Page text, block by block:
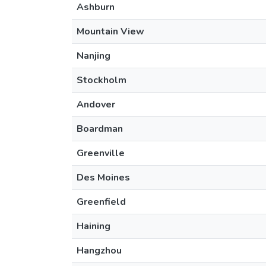
Ashburn
Mountain View
Nanjing
Stockholm
Andover
Boardman
Greenville
Des Moines
Greenfield
Haining
Hangzhou